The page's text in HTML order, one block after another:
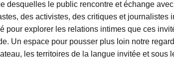
desquelles le public rencontre et échange
des activistes, des critiques et journalistes
pour explorer les relations intimes que ces
Un espace pour pousser plus loin notre
les territoires de la langue invitée et sous